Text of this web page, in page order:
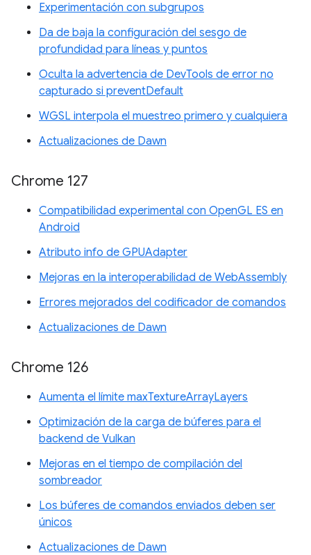
Experimentación con subgrupos
Da de baja la configuración del sesgo de
profundidad para líneas y puntos
Oculta la advertencia de DevTools de error no
capturado si preventDefault
WGSL interpola el muestreo primero y cualquiera
Actualizaciones de Dawn
Chrome 127
Compatibilidad experimental con OpenGL ES en
Android
Atributo info de GPUAdapter
Mejoras en la interoperabilidad de WebAssembly
Errores mejorados del codificador de comandos
Actualizaciones de Dawn
Chrome 126
Aumenta el límite maxTextureArrayLayers
Optimización de la carga de búferes para el
backend de Vulkan
Mejoras en el tiempo de compilación del
sombreador
Los búferes de comandos enviados deben ser
únicos
Actualizaciones de Dawn